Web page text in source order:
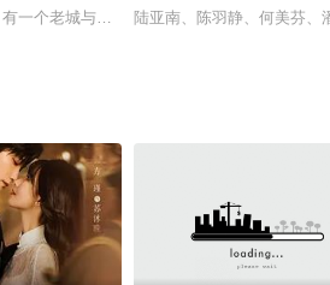
一个老城与新城结合之地，人称巴适小区，
陆亚南、陈羽静、何美芬、